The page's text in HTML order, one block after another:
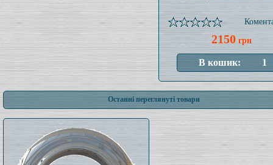
2150 грн
Останні переглянуті товари